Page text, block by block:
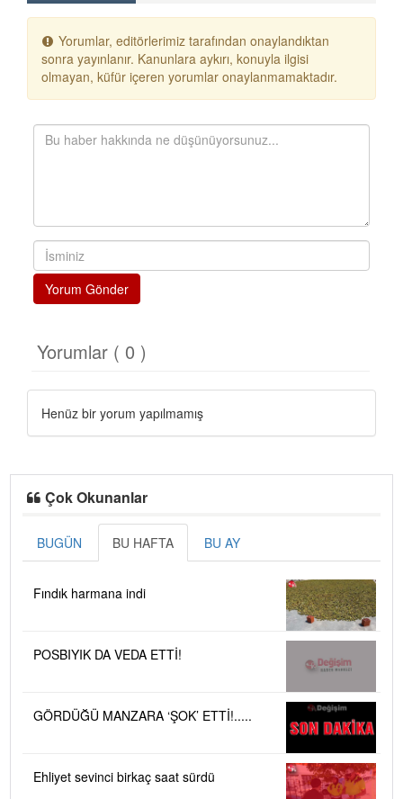
Yorumlar, editörlerimiz tarafından onaylandıktan
sonra yayınlanır. Kanunlara aykırı, konuyla ilgisi
olmayan, küfür içeren yorumlar onaylanmamaktadır.
Yorum Gönder
Yorumlar ( 0 )
Henüz bir yorum yapılmamış
Çok Okunanlar
BUGÜN BU HAFTA BU AY
Fındık harmana indi
POSBIYIK DA VEDA ETTİ!
GÖRDÜĞÜ MANZARA ‘ŞOK’ ETTİ!.....
Ehliyet sevinci birkaç saat sürdü